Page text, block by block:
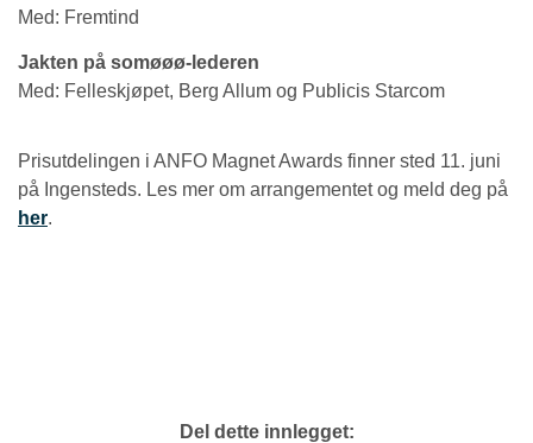
Med: Fremtind
Jakten på somøøø-lederen
Med: Felleskjøpet, Berg Allum og Publicis Starcom
Prisutdelingen i ANFO Magnet Awards finner sted 11. juni
på Ingensteds. Les mer om arrangementet og meld deg på
her.
Del dette innlegget: